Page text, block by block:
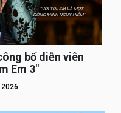
bố diễn viên
Em 3″